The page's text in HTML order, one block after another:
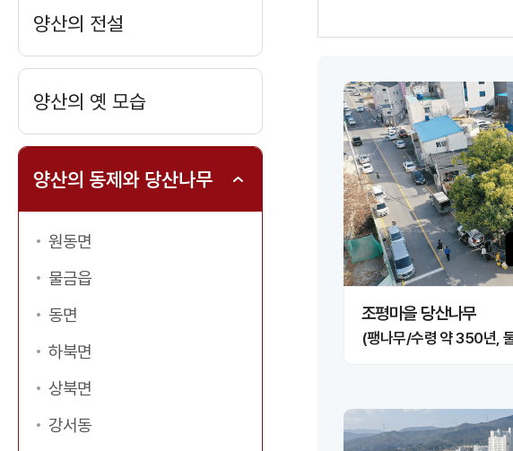
양산의 전설
양산의 옛 모습
양산의 동제와 당산나무
원동면
물금읍
동면
하북면
상북면
강서동
이미지 크게보기
조평마을 당산나무
(팽나무/수령 약 350년,
이미지 크게보기